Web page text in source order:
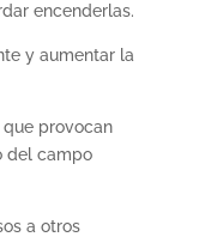
encenderlas.
y aumentar la
provocan
del campo
a otros